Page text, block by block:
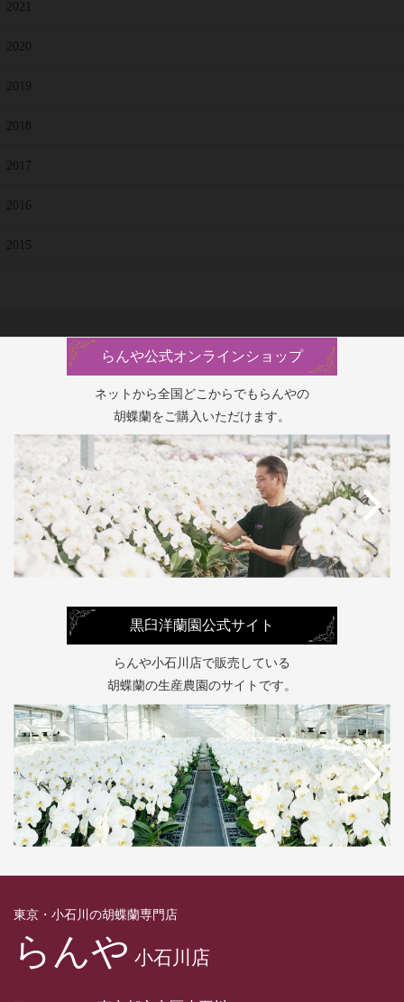
2021
2020
2019
2018
2017
2016
2015
らんや公式オンラインショップ
ネットから全国どこからでもらんやの
胡蝶蘭をご購入いただけます。
黒臼洋蘭園公式サイト
らんや小石川店で販売している
胡蝶蘭の生産農園のサイトです。
東京・小石川の胡蝶蘭専門店
らんや 小石川店